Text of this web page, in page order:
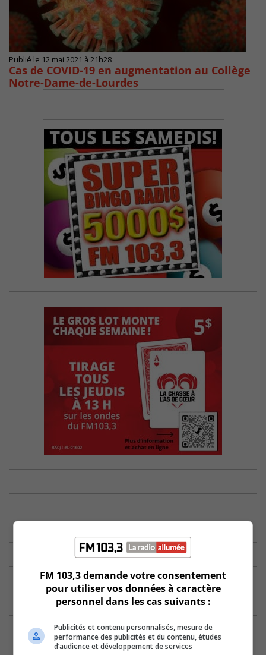
Publié le 12 mai 2021 à 21h28
Cas de COVID-19 en augmentation au Collège
Notre-Dame-de-Lourdes
FM 103,3 demande votre consentement
pour utiliser vos données à caractère
personnel dans les cas suivants :
Publicités et contenu personnalisés, mesure de
performance des publicités et du contenu, études
d’audience et développement de services